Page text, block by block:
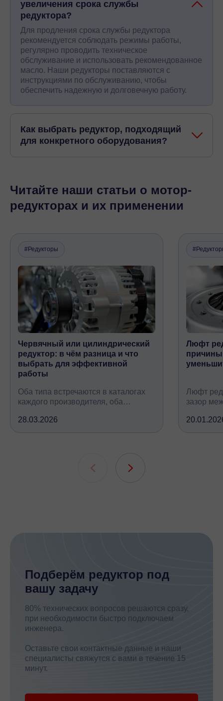
увеличения срока службы
редуктора?
Для продления срока службы редуктора
рекомендуется соблюдать режимы работы,
регулярно проводить техническое
обслуживание и использовать рекомендованное
масло. Наши редукторы поставляются с
инструкциями по обслуживанию, чтобы
обеспечить надежную и долговечную работу.
Как выбрать редуктор, подходящий
для конкретного оборудования?
Читайте наши статьи о мотор-
редукторах и их применении
#Редукторы
Червячный или цилиндрический
редуктор: в чём разница и что
выбрать для эффективной
работы
Оба типа встречаются в каталогах
каждого производителя, оба
крутящий момент, но устроены
принципиально по-разному, при
28.03.2026
Люфт
Люфт
зазор
всех
Подберём редуктор под
вашу задачу
80% технических вопросов решаются сразу,
при необходимости быстро подключаем
инженера.
Оставьте свои контактные данные и наши
специалисты свяжутся с вами в течение 15
минут.